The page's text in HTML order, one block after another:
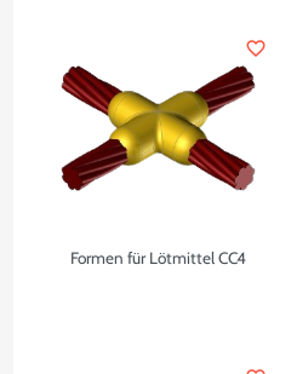
Formen für Lötmittel CC4
favorite_border